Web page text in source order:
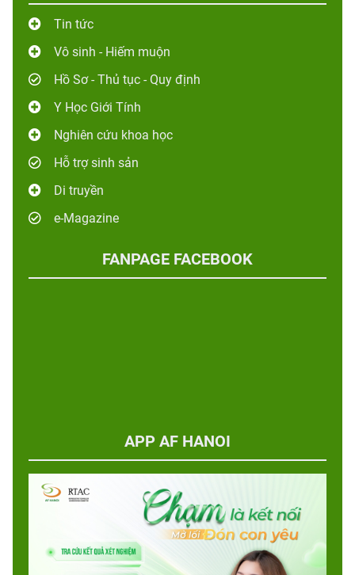
Tin tức
Vô sinh - Hiếm muộn
Hồ Sơ - Thủ tục - Quy định
Y Học Giới Tính
Nghiên cứu khoa học
Hỗ trợ sinh sản
Di truyền
e-Magazine
FANPAGE FACEBOOK
APP AF HANOI